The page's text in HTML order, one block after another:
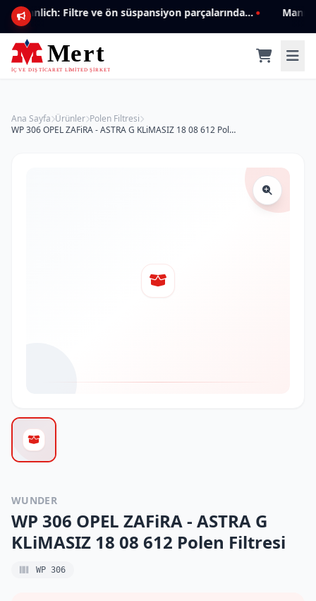
Mannlich: Filtre ve ön süspansiyon parçalarında genişleyen ürün yelpazesiyle kalite ve güven.
Ana Sayfa Ürünler Polen Filtresi
WP 306 OPEL ZAFiRA - ASTRA G KLiMASIZ 18 08 612 Polen Filtresi
WUNDER
WP 306 OPEL ZAFiRA - ASTRA G
KLiMASIZ 18 08 612 Polen Filtresi
WP 306